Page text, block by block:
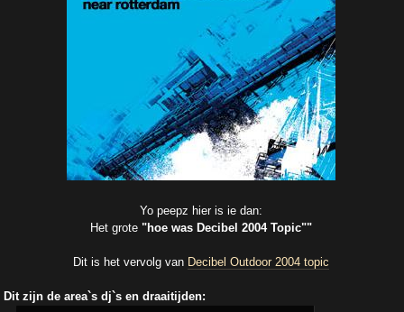
Yo peepz hier is ie dan:
Het grote "hoe was Decibel 2004 Topic""
Dit is het vervolg van Decibel Outdoor 2004 topic
Dit zijn de area`s dj`s en draaitijden: